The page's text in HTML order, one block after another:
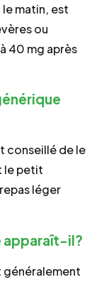
le matin, est
ou
40 mg après
conseillé de le
le petit
léger
apparaît-il?
généralement